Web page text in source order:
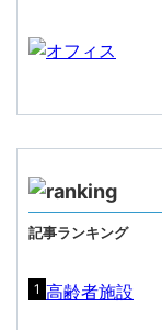
記事ランキング
1